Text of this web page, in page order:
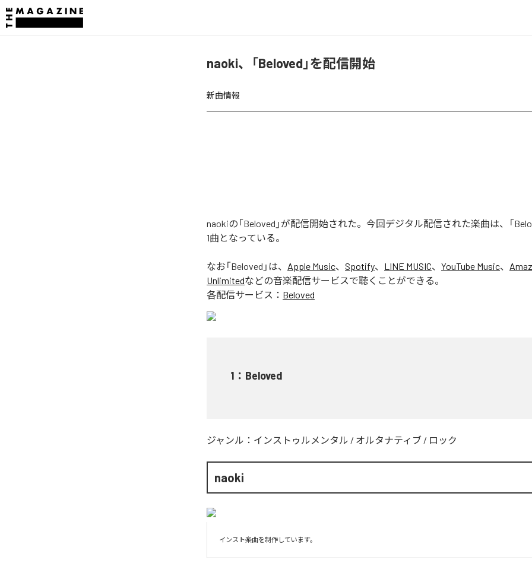
naoki、「Beloved」を配信開始
新曲情報
naokiの「Beloved」が配信開始された。今回デジタル配信された楽曲は、「
1曲となっている。
なお「Beloved 」は、 Apple Music、 Spotify、 LINE MUSIC、 YouTube Music、
Unlimitedなどの音楽配信サービスで聴くことができる。
各配信サービス： Beloved
1 ： Beloved
ジャンル： インストゥルメンタル / オルタナティブ / ロック
naoki
インスト楽曲を制作しています。